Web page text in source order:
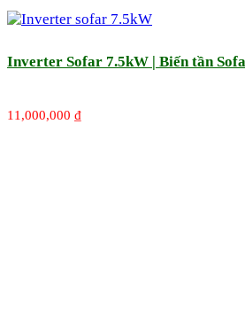
Inverter Sofar 7.5kW | Biến tần
11,000,000 ₫